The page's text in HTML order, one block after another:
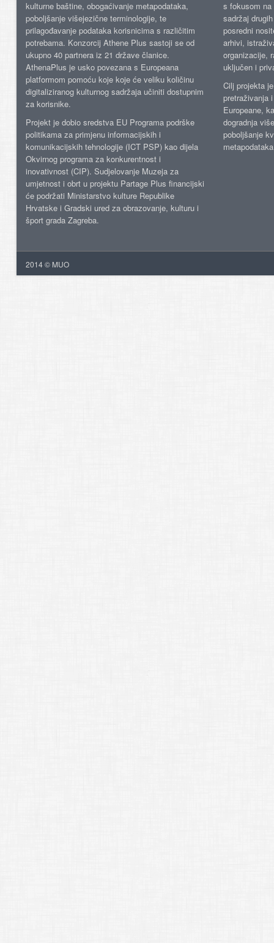
kulturne baštine, obogaćivanje metapodataka,
poboljšanje višejezične terminologije, te
prilagođavanje podataka korisnicima s različitim
potrebama. Konzorcij Athene Plus sastoji se od
ukupno 40 partnera iz 21 države članice.
AthenaPlus je usko povezana s Europeana
platformom pomoću koje koje će veliku količinu
digitaliziranog kulturnog sadržaja učiniti dostupnim
za korisnike.
Projekt je dobio sredstva EU Programa podrške
politikama za primjenu informacijskih i
komunikacijskih tehnologije (ICT PSP) kao dijela
Okvirnog programa za konkurentnost i
inovativnost (CIP). Sudjelovanje Muzeja za
umjetnost i obrt u projektu Partage Plus financijski
će podržati Ministarstvo kulture Republike
Hrvatske i Gradski ured za obrazovanje, kulturu i
šport grada Zagreba.
s fokusom
sadržaj
posredni
arhivi,
organizacije,
uključen i
Cilj projekta
pretraživanja
Europeane,
dogradnja
poboljšanje
2014 © MUO